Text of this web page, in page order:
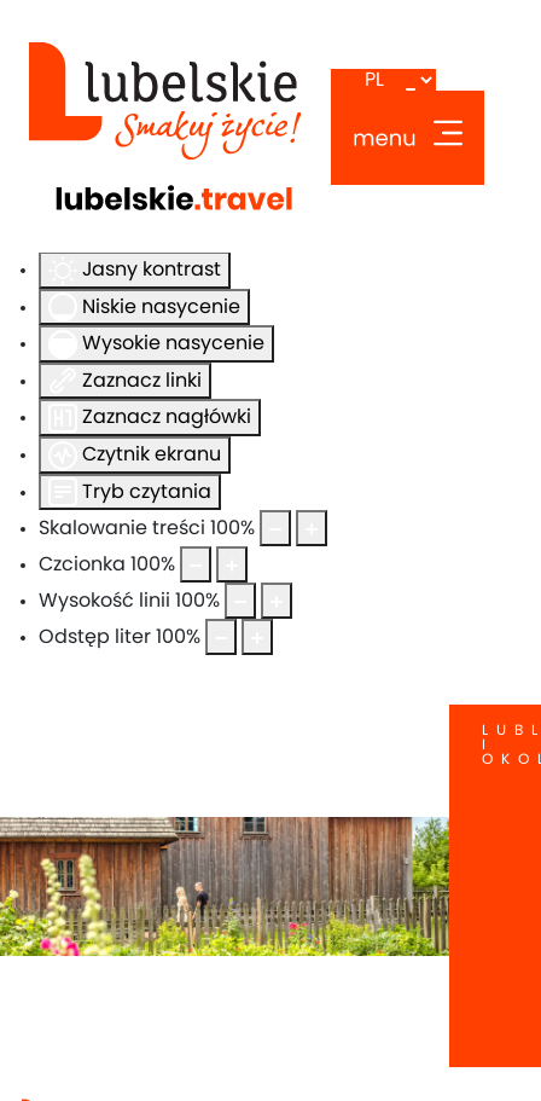
Ułatwienia dostępu
Odwróć kolory
Monochromatyczny
Jasny kontrast
Niskie nasycenie
Wysokie nasycenie
Zaznacz linki
Zaznacz nagłówki
Czytnik ekranu
Tryb czytania
Skalowanie treści 100%
Czcionka 100%
Wysokość linii 100%
Odstęp liter 100%
I